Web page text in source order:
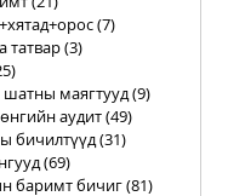
(7)
татвар(3)
шатны маягтууд(9)
аудит(49)
бичилтүүд(31)
(69)
баримт бичиг(81)